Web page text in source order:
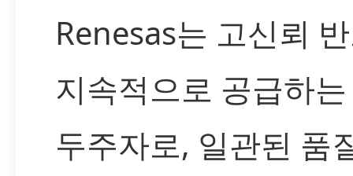
Renesas는 고신뢰
지속적으로 공급하
두주자로, 일관된 품